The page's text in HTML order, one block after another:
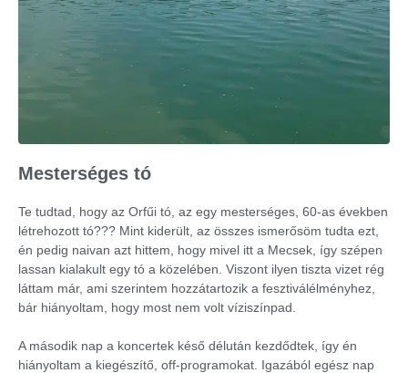
Mesterséges tó
Te tudtad, hogy az Orfűi tó, az egy mesterséges, 60-as években
létrehozott tó??? Mint kiderült, az összes ismerősöm tudta ezt,
én pedig naivan azt hittem, hogy mivel itt a Mecsek, így szépen
lassan kialakult egy tó a közelében. Viszont ilyen tiszta vizet rég
láttam már, ami szerintem hozzátartozik a fesztiválélményhez,
bár hiányoltam, hogy most nem volt víziszínpad.
A második nap a koncertek késő délután kezdődtek, így én
hiányoltam a kiegészítő, off-programokat. Igazából egész nap